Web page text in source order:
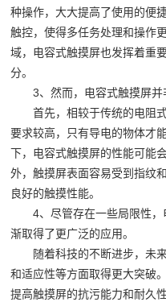
种操作，大大提高了使用的便
触控，使得多任务处理和操作
域，电容式触摸屏也发挥着重
分。
3、然而，电容式触摸屏并
首先，相较于传统的电阻
要求较高，只有导电的物体才
下，电容式触摸屏的性能可能
外，触摸屏表面容易受到指纹
良好的触摸性能。
4、尽管存在一些局限性
渐取得了更广泛的应用。
随着科技的不断进步，未
和适应性等方面取得更大突破
提高触摸屏的抗污能力和耐久